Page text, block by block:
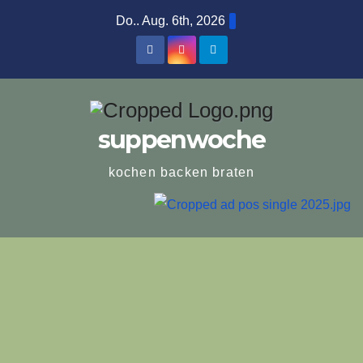
Do.. Aug. 6th, 2026
suppenwoche
kochen backen braten